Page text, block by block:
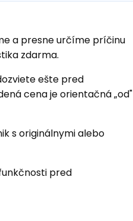
a presne určíme príčinu
zdarma.
ešte pred
cena je orientačná „od"
s originálnymi alebo
pred